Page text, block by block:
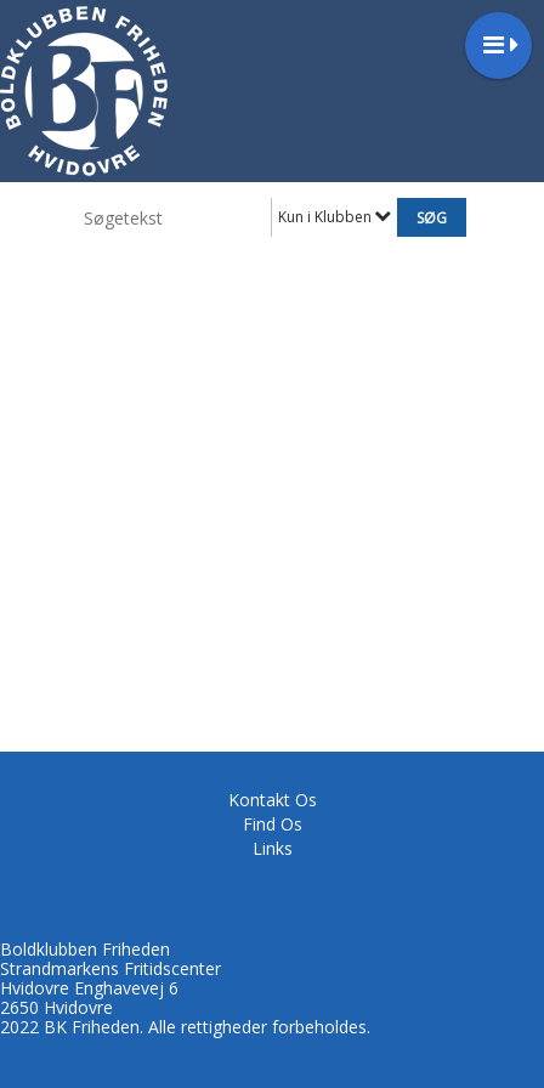
Kun i Klubben
Kontakt Os
Find Os
Links
Boldklubben Friheden
Strandmarkens Fritidscenter
Hvidovre Enghavevej 6
2650 Hvidovre
2022 BK Friheden. Alle rettigheder forbeholdes.